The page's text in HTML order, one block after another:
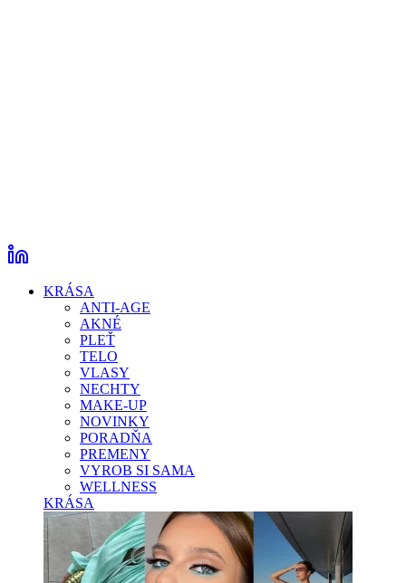
KRÁSA
ANTI-AGE
AKNÉ
PLEŤ
TELO
VLASY
NECHTY
MAKE-UP
NOVINKY
PORADŇA
PREMENY
VYROB SI SAMA
WELLNESS
KRÁSA